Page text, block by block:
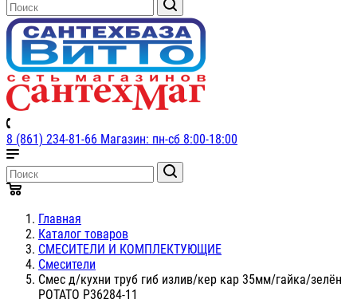
8 (861) 234-81-66 Магазин: пн-сб 8:00-18:00
Главная
Каталог товаров
СМЕСИТЕЛИ И КОМПЛЕКТУЮЩИЕ
Смесители
Смес д/кухни труб гиб излив/кер кар 35мм/гайка/зелён
POTATO P36284-11